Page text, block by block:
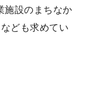
施設のまちなか
ども求めてい